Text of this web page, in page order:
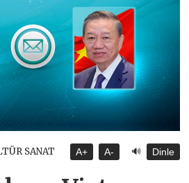
SANAT A+ A- 🔊 Dinle